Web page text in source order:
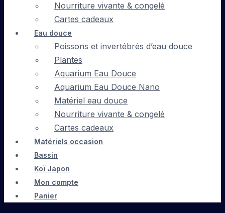
Nourriture vivante & congelé
Cartes cadeaux
Eau douce
Poissons et invertébrés d’eau douce
Plantes
Aquarium Eau Douce
Aquarium Eau Douce Nano
Matériel eau douce
Nourriture vivante & congelé
Cartes cadeaux
Matériels occasion
Bassin
Koï Japon
Mon compte
Panier